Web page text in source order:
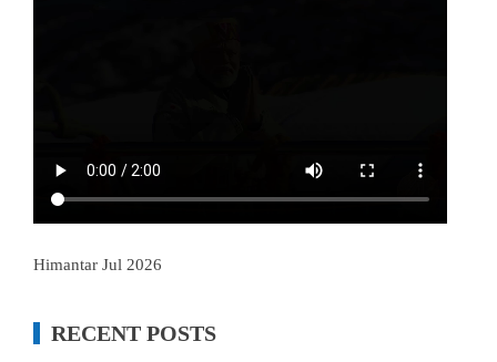
Himantar Jul 2026
RECENT POSTS